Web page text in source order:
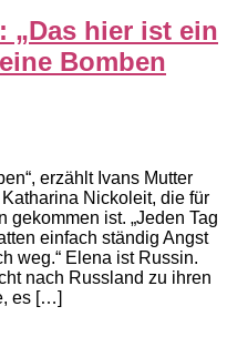
„Das hier ist ein
Bomben
erzählt Ivans Mutter
Nickoleit, die für
ist. „Jeden Tag
einfach ständig Angst
weg.“ Elena ist Russin.
nach Russland zu ihren
es […]